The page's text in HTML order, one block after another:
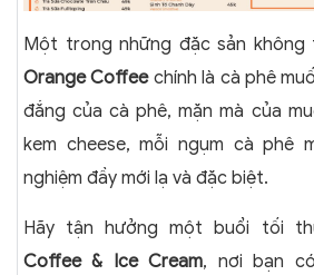
Một trong những đặc sản không
Orange Coffeechính là cà phê
đắng của cà phê, mặn mà của
kem cheese, mỗi ngụm cà phê
nghiệm đầy mới lạ và đặc biệt.
Hãy tận hưởng một buổi tối
Coffee & Ice Cream, nơi bạn